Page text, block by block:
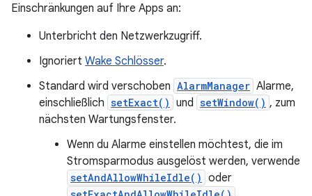
Einschränkungen auf Ihre Apps an:
Unterbricht den Netzwerkzugriff.
Ignoriert Wake Schlösser.
Standard wird verschoben AlarmManager Alarme,
einschließlich setExact() und setWindow() , zum
nächsten Wartungsfenster.
Wenn du Alarme einstellen möchtest, die im
Stromsparmodus ausgelöst werden, verwende
setAndAllowWhileIdle() oder